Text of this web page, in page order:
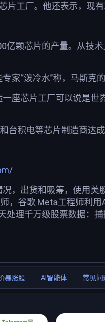
工厂。他还表示，现有
颗芯片的产量。从技
“泼冷水”称，马斯克的
座芯片工厂可以说是
台积电等芯片制造商达
，出货和吸筹，使用
，谷歌 Meta工程师利
处理千万级股票数据：
暴涨股 AI智能体 常见问